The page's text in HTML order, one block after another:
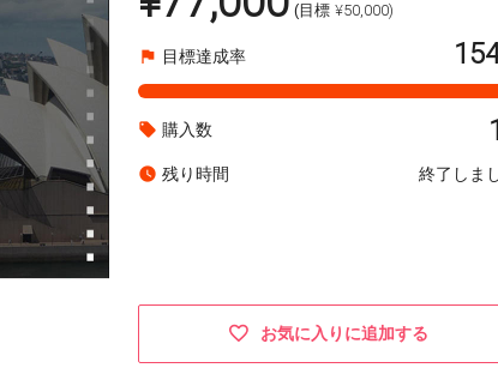
(目標 ¥50,000)
flag 目標達成率
local_offer 購入数
watch_later 残り時間 終了しま
お気に入りに追加する